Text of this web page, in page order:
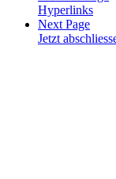
Hyperlinks
Next Page
Jetzt